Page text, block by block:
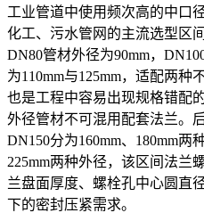
工业管道中使用频次高的中口
化工、污水管网的主流选型区
DN80管材外径为90mm，
为110mm与125mm，适配两种
也是工程中容易出现规格错配
外径管材不可混用配套法兰。
DN150分为160mm、180mm两
225mm两种外径，该区间法兰
兰盘面厚度、螺栓孔中心圆直
下的密封压紧需求。